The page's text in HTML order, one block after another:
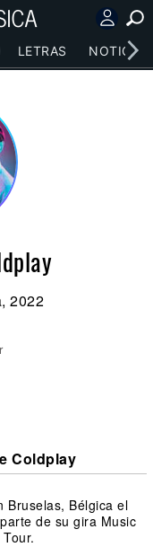
LETRAS NOTICIAS
2022
Coldplay
Bruselas, Bélgica el
de su gira Music